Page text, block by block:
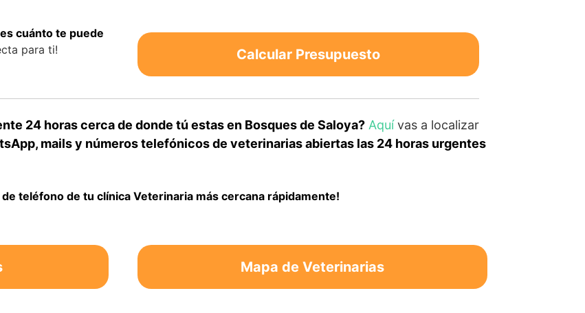
cuánto te puede
para ti! Calcular Presupuesto
24 horas cerca de donde tú estas en Bosques de Saloya? Aquívas a localizar
mails y números telefónicos de veterinarias abiertas las 24 horas urgentes
de teléfono de tu clínica Veterinaria más cercana rápidamente!
Mapa de Veterinarias